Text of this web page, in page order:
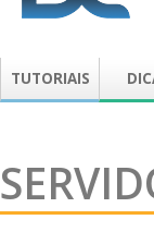
TUTORIAIS